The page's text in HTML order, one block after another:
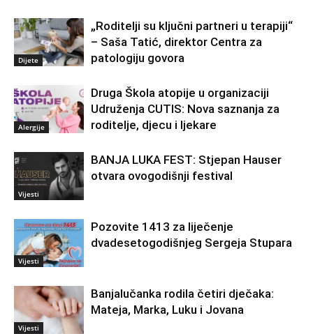
Dijete
„Roditelji su ključni partneri u terapiji“
– Saša Tatić, direktor Centra za
patologiju govora
Alergije
Druga Škola atopije u organizaciji
Udruženja CUTIS: Nova saznanja za
roditelje, djecu i ljekare
Vijesti
BANJA LUKA FEST: Stjepan Hauser
otvara ovogodišnji festival
Vijesti
Pozovite 1413 za liječenje
dvadesetogodišnjeg Sergeja Stupara
Vijesti
Banjalučanka rodila četiri dječaka:
Mateja, Marka, Luku i Jovana